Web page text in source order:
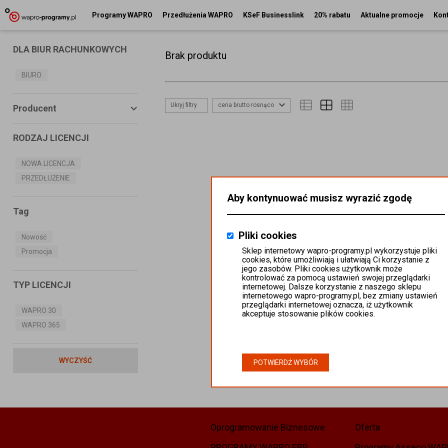
Programy WAPRO Przedłużenia WAPRO KSeF Businesslink 20% rabatu Aktualne promocje
DLA BIUR RACHUNKOWYCH
BIURO
Producent
S.A.
MS SYSTEMS
MISTRAL.NET Sp. z o.o
RODZAJ LICENCJI
NOWA LICENCJA
PRZEDŁUŻENIE
Tag
Nowość
Promocja
TYP LICENCJI
WAPRO 30
WAPRO 365
WYCZYŚĆ
Brak produktu
Ukryj filtry cena brutto rosnąco
Oprogramowanie Biznesowe
Oferta
Aby kontynuować musisz wyrazić zgodę
Pliki cookies
Sklep internetowy wapro-programy.pl wykorzystuje pliki
cookies, które umożliwiają i ułatwiają Ci korzystanie z
jego zasobów. Pliki cookies użytkownik może
kontrolować za pomocą ustawień swojej przeglądarki
internetowej. Dalsze korzystanie z naszego sklepu
internetowego wapro-programy.pl, bez zmiany ustawień
przeglądarki internetowej oznacza, iż użytkownik
akceptuje stosowanie plików cookies.
POTWIERDŹ WYBÓR